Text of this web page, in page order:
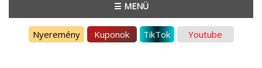
☰ MENÜ
Nyeremény Kuponok TikTok Youtube